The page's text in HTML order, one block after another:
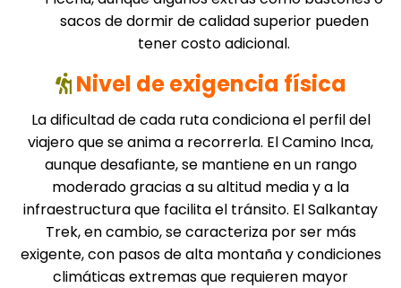
sacos de dormir de calidad superior pueden
tener costo adicional.
Nivel de exigencia física
La dificultad de cada ruta condiciona el perfil del
viajero que se anima a recorrerla. El Camino Inca,
aunque desafiante, se mantiene en un rango
moderado gracias a su altitud media y a la
infraestructura que facilita el tránsito. El Salkantay
Trek, en cambio, se caracteriza por ser más
exigente, con pasos de alta montaña y condiciones
climáticas extremas que requieren mayor